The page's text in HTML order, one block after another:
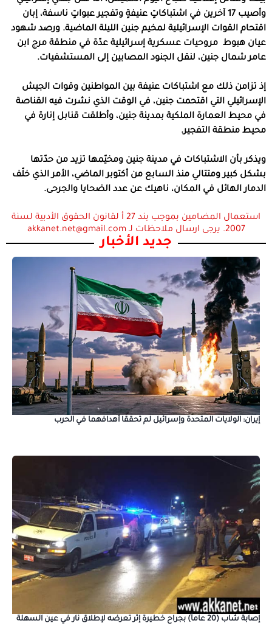
وأصيب 17 آخرين في اشتباكاتٍ عنيفةٍ وتفجير عبواتٍ ناسفة، إبان
اقتحام القوات الإسرائيلية لمخيم جنين الليلة الماضية. ورصد شهود
عيان هبوط مروحيات عسكرية إسرائيلية عدّة في منطقة مرج ابن
عامر شمال جنين، لنقل الجنود المصابين إلى المستشفيات.
إذ تزامن ذلك مع اشتباكات عنيفة بين المواطنين وقوات الجيش
الإسرائيلي التي اقتحمت جنين، في الوقت الذي نشرت فيه القناصة
في محيط العمارة الملكية بمدينة جنين، وأطلقت قنابل إنارة في
محيط منطقة التفجير.
ويذكر بأن الاشتباكات في مدينة جنين ومخيّمها تزيد من حدّتها
بشكل كبير ومتتالي منذ السابع من أكتوبر الماضي، الأمر الذي خلّف
الدمار الهائل في المكان، ناهيك عن عدد الضحايا والجرحى.
استعمال المضامين بموجب بند 27 أ لقانون الحقوق الأدبية لسنة
2007. يرجى ارسال ملاحظات لـ akkanet.net@gmail.com
جديد الأخبار
إيران: الولايات المتحدة وإسرائيل لم تحققا أهدافهما في الحرب
إصابة شاب (20 عاماً) بجراح خطيرة إثر تعرضه لإطلاق نار في عين السهلة